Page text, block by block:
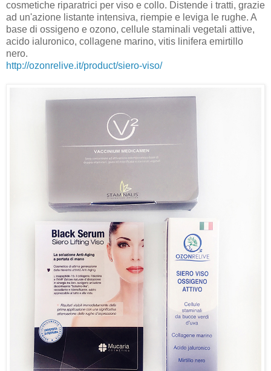
cosmetiche riparatrici per viso e collo. Distende i tratti, grazie
ad un'azione listante intensiva, riempie e leviga le rughe. A
base di ossigeno e ozono, cellule staminali vegetali attive,
acido ialuronico, collagene marino, vitis linifera emirtillo
nero.
http://ozonrelive.it/product/siero-viso/